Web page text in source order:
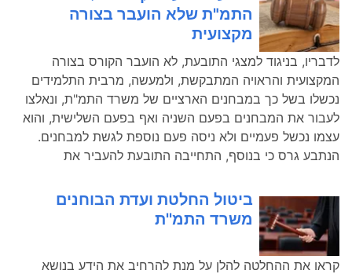
התמ"ת שלא הועבר בצורה
מקצועית
לדבריו, בניגוד למצגי התובעת, לא הועבר הקורס בצורה
המקצועית והראויה המתבקשת, ולמעשה, מרבית התלמידים
נכשלו בשל כך במבחנים הארציים של משרד התמ"ת, ונאלצו
לעבור את המבחנים בפעם השניה ואף בפעם השלישית, והוא
עצמו נכשל פעמיים ולא ניסה פעם נוספת לגשת למבחנים.
הנתבע גרס כי בנוסף, התחייבה התובעת להעביר את
ביטול החלטת ועדת הבוחנים
משרד התמ''ת
קראו את ההחלטה להלן על מנת להרחיב את הידע בנושא